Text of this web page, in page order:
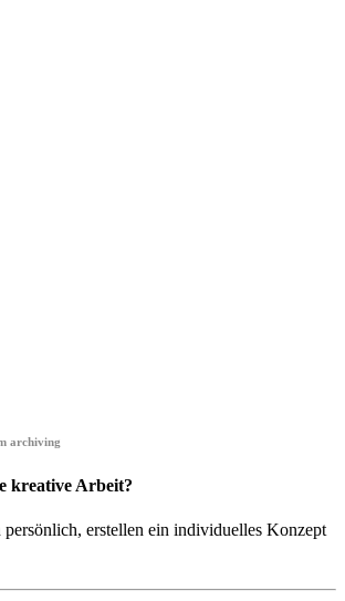
archiving
kreative Arbeit?
persönlich, erstellen ein individuelles Konzept